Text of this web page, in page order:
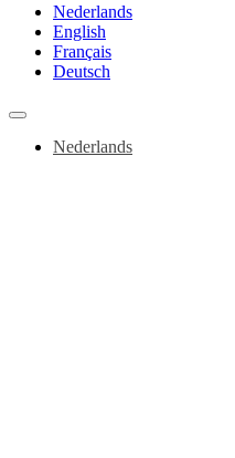
Nederlands
English
Français
Deutsch
Nederlands